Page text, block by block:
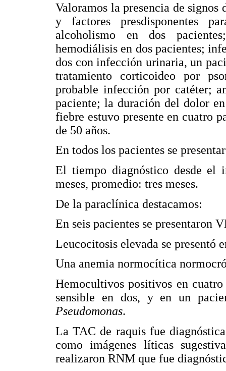
Valoramos la presencia de
y factores presdisponentes
alcoholismo en dos
hemodiálisis en dos pacientes;
dos con infección urinaria, un
tratamiento corticoideo por
probable infección por catéter;
paciente; la duración del dolor
fiebre estuvo presente en cuatro
de 50 años.
En todos los pacientes se
El tiempo diagnóstico desde el
meses, promedio: tres meses.
De la paraclínica destacamos:
En seis pacientes se presentaron
Leucocitosis elevada se presentó
Una anemia normocítica
Hemocultivos positivos en cuatro
sensible en dos, y en un
Pseudomonas.
La TAC de raquis fue
como imágenes líticas
realizaron RNM que fue